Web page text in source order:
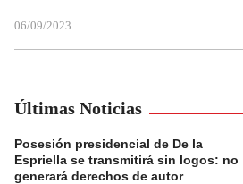
06/09/2023
Últimas Noticias
Posesión presidencial de De la
Espriella se transmitirá sin logos: no
generará derechos de autor